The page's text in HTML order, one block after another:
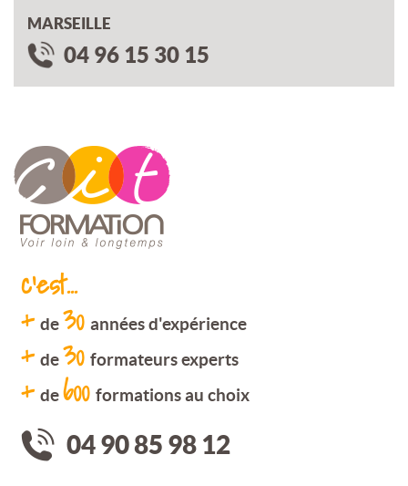
MARSEILLE
04 96 15 30 15
c'est...
+ de30 années d'expérience
+ de30 formateurs experts
+ de600 formations au choix
04 90 85 98 12